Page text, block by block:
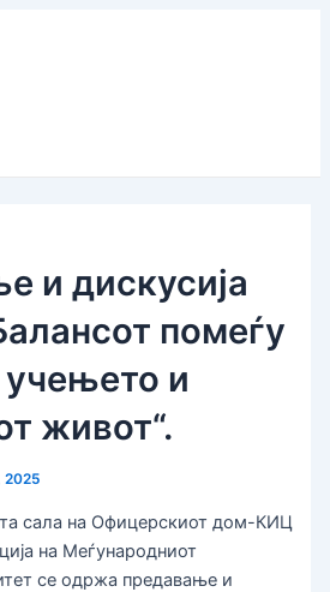
и дискусија
помеѓу
учењето и
живот“.
2025
сала на Офицерскиот дом-КИЦ
на Меѓународниот
се одржа предавање и